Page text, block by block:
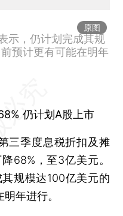
原图
示，仍计划完成其规
预计更有可能在明年
仍计划A股上市
三季度息税折扣及摊
68%，至3亿美元。
规模达100亿美元的
年进行。